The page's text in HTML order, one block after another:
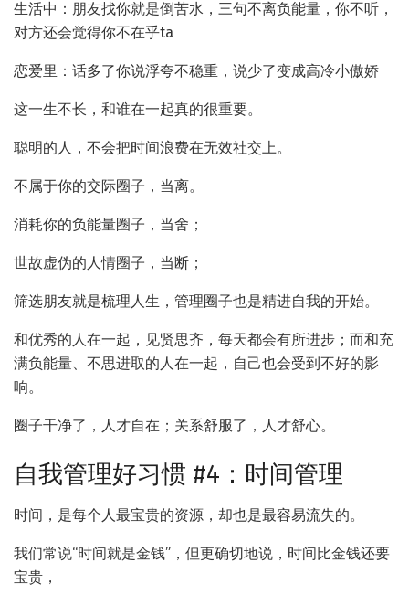
生活中：朋友找你就是倒苦水，三句不离负能量，你不听，
对方还会觉得你不在乎ta
恋爱里：话多了你说浮夸不稳重，说少了变成高冷小傲娇
这一生不长，和谁在一起真的很重要。
聪明的人，不会把时间浪费在无效社交上。
不属于你的交际圈子，当离。
消耗你的负能量圈子，当舍；
世故虚伪的人情圈子，当断；
筛选朋友就是梳理人生，管理圈子也是精进自我的开始。
和优秀的人在一起，见贤思齐，每天都会有所进步；而和充
满负能量、不思进取的人在一起，自己也会受到不好的影
响。
圈子干净了，人才自在；关系舒服了，人才舒心。
自我管理好习惯 #4：时间管理
时间，是每个人最宝贵的资源，却也是最容易流失的。
我们常说“时间就是金钱”，但更确切地说，时间比金钱还要
宝贵，